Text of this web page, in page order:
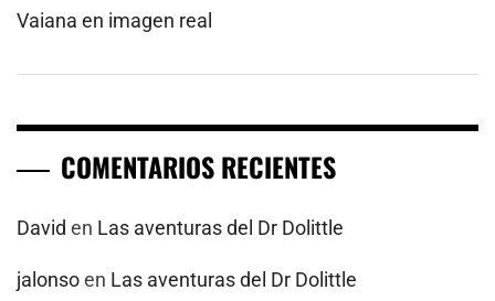
Vaiana en imagen real
COMENTARIOS RECIENTES
David en Las aventuras del Dr Dolittle
jalonsoen Las aventuras del Dr Dolittle